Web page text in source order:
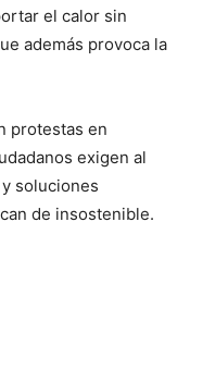
el calor sin
además provoca la
protestas en
exigen al
soluciones
de insostenible.